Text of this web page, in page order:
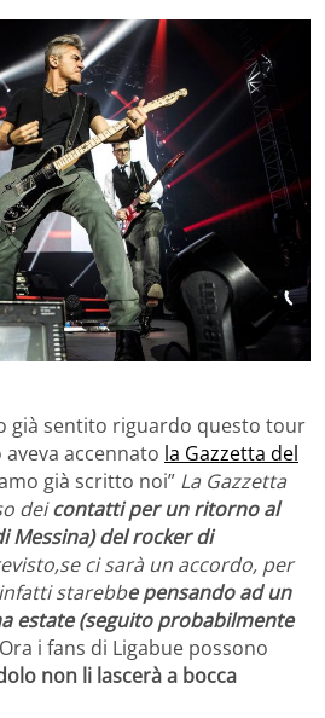
già sentito riguardo questo tour
aveva accennato la Gazzetta del
già scritto noi” La Gazzetta
deicontatti per un ritorno al
Messina) del rocker di
ci sarà un accordo, per
starebbe pensando ad un
estate (seguito probabilmente
Ora i fans di Ligabue possono
non li lascerà a bocca